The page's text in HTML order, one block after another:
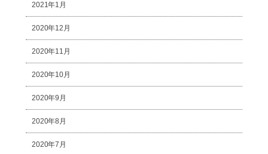
2021年1月
2020年12月
2020年11月
2020年10月
2020年9月
2020年8月
2020年7月